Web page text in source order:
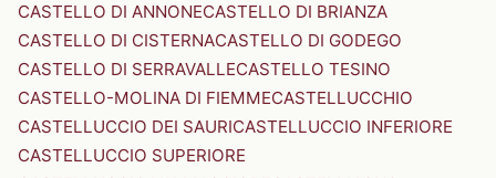
CASTELLO DI ANNONECASTELLO DI BRIANZA
CASTELLO DI CISTERNACASTELLO DI GODEGO
CASTELLO DI SERRAVALLECASTELLO TESINO
CASTELLO-MOLINA DI FIEMMECASTELLUCCHIO
CASTELLUCCIO DEI SAURICASTELLUCCIO INFERIORE
CASTELLUCCIO SUPERIORE